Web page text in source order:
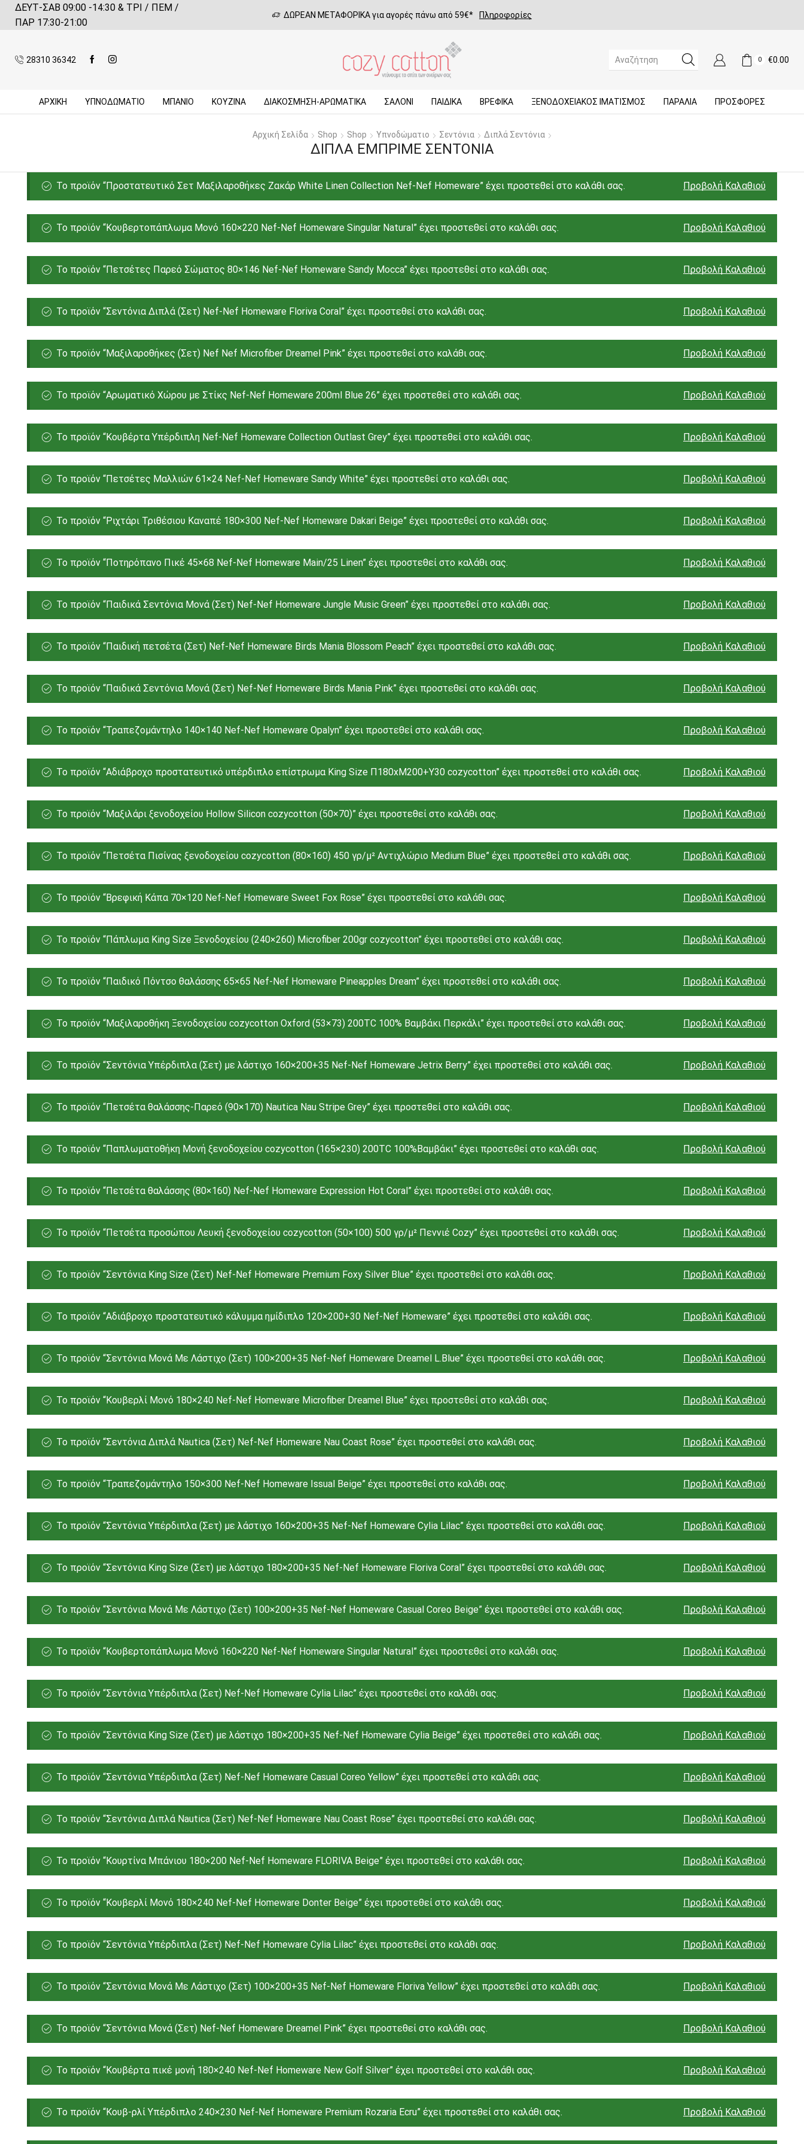
ΔΕΥΤ-ΣΑΒ 09:00 -14:30 & ΤΡΙ / ΠΕΜ /
ΠΑΡ 17:30-21:00
ΔΩΡΕΑΝ ΜΕΤΑΦΟΡΙΚΑ για αγορές πάνω από 59€* Πληροφορίες
28310 36342
SEARCH
0 €0.00
ΑΡΧΙΚΉ ΥΠΝΟΔΩΜΑΤΙΟ ΜΠΆΝΙΟ ΚΟΥΖΊΝΑ ΔΙΑΚΟΣΜΗΣΗ-ΑΡΩΜΑΤΙΚΑ ΣΑΛΌΝΙ ΠΑΙΔΙΚΆ ΒΡΕΦΙΚΆ ΞΕΝΟΔΟΧΕΙΑΚΌΣ ΙΜΑΤΙΣΜΌΣ ΠΑΡΑΛΙΑ ΠΡΟΣΦΟΡΈΣ
Αρχική Σελίδα Shop Shop Υπνοδώματιο Σεντόνια Διπλά Σεντόνια
ΔΙΠΛΆ ΕΜΠΡΙΜΈ ΣΕΝΤΌΝΙΑ
Προβολή Καλαθιού
Το προϊόν “Προστατευτικό Σετ Μαξιλαροθήκες Ζακάρ White Linen Collection Nef-Nef Homeware” έχει προστεθεί στο καλάθι σας.
Προβολή Καλαθιού
Το προϊόν “Κουβερτοπάπλωμα Μονό 160×220 Nef-Nef Homeware Singular Natural” έχει προστεθεί στο καλάθι σας.
Προβολή Καλαθιού
Το προϊόν “Πετσέτες Παρεό Σώματος 80×146 Nef-Nef Homeware Sandy Mocca” έχει προστεθεί στο καλάθι σας.
Προβολή Καλαθιού
Το προϊόν “Σεντόνια Διπλά (Σετ) Nef-Nef Homeware Floriva Coral” έχει προστεθεί στο καλάθι σας.
Προβολή Καλαθιού
Το προϊόν “Μαξιλαροθήκες (Σετ) Nef Nef Μicrofiber Dreamel Pink” έχει προστεθεί στο καλάθι σας.
Προβολή Καλαθιού
Το προϊόν “Αρωματικό Χώρου με Στίκς Nef-Nef Homeware 200ml Blue 26” έχει προστεθεί στο καλάθι σας.
Προβολή Καλαθιού
Το προϊόν “Κουβέρτα Υπέρδιπλη Nef-Nef Homeware Collection Outlast Grey” έχει προστεθεί στο καλάθι σας.
Προβολή Καλαθιού
Το προϊόν “Πετσέτες Μαλλιών 61×24 Nef-Nef Homeware Sandy White” έχει προστεθεί στο καλάθι σας.
Προβολή Καλαθιού
Το προϊόν “Ριχτάρι Τριθέσιου Καναπέ 180×300 Nef-Nef Homeware Dakari Beige” έχει προστεθεί στο καλάθι σας.
Προβολή Καλαθιού
Το προϊόν “Ποτηρόπανο Πικέ 45×68 Nef-Nef Homeware Main/25 Linen” έχει προστεθεί στο καλάθι σας.
Προβολή Καλαθιού
Το προϊόν “Παιδικά Σεντόνια Μονά (Σετ) Nef-Nef Homeware Jungle Music Green” έχει προστεθεί στο καλάθι σας.
Προβολή Καλαθιού
Το προϊόν “Παιδική πετσέτα (Σετ) Nef-Nef Homeware Birds Mania Blossom Peach” έχει προστεθεί στο καλάθι σας.
Προβολή Καλαθιού
Το προϊόν “Παιδικά Σεντόνια Μονά (Σετ) Nef-Nef Homeware Birds Mania Pink” έχει προστεθεί στο καλάθι σας.
Προβολή Καλαθιού
Το προϊόν “Τραπεζομάντηλο 140×140 Nef-Nef Homeware Opalyn” έχει προστεθεί στο καλάθι σας.
Προβολή Καλαθιού
Το προϊόν “Αδιάβροχο προστατευτικό υπέρδιπλο επίστρωμα King Size Π180xΜ200+Υ30 cozycotton” έχει προστεθεί στο καλάθι σας.
Προβολή Καλαθιού
Το προϊόν “Μαξιλάρι ξενοδοχείου Hollow Silicon cozycotton (50×70)” έχει προστεθεί στο καλάθι σας.
Προβολή Καλαθιού
Το προϊόν “Πετσέτα Πισίνας ξενοδοχείου cozycotton (80×160) 450 γρ/μ² Αντιχλώριο Medium Blue” έχει προστεθεί στο καλάθι σας.
Προβολή Καλαθιού
Το προϊόν “Βρεφική Κάπα 70×120 Nef-Nef Homeware Sweet Fox Rose” έχει προστεθεί στο καλάθι σας.
Προβολή Καλαθιού
Το προϊόν “Πάπλωμα King Size Ξενοδοχείου (240×260) Microfiber 200gr cozycotton” έχει προστεθεί στο καλάθι σας.
Προβολή Καλαθιού
Το προϊόν “Παιδικό Πόντσο θαλάσσης 65×65 Nef-Nef Homeware Pineapples Dream” έχει προστεθεί στο καλάθι σας.
Προβολή Καλαθιού
Το προϊόν “Μαξιλαροθήκη Ξενοδοχείου cozycotton Oxford (53×73) 200TC 100% Βαμβάκι Περκάλι” έχει προστεθεί στο καλάθι σας.
Προβολή Καλαθιού
Το προϊόν “Σεντόνια Υπέρδιπλα (Σετ) με λάστιχο 160×200+35 Nef-Nef Homeware Jetrix Berry” έχει προστεθεί στο καλάθι σας.
Προβολή Καλαθιού
Το προϊόν “Πετσέτα θαλάσσης-Παρεό (90×170) Nautica Nau Stripe Grey” έχει προστεθεί στο καλάθι σας.
Προβολή Καλαθιού
Το προϊόν “Παπλωματοθήκη Μονή ξενοδοχείου cozycotton (165×230) 200TC 100%Βαμβάκι” έχει προστεθεί στο καλάθι σας.
Προβολή Καλαθιού
Το προϊόν “Πετσέτα θαλάσσης (80×160) Nef-Nef Homeware Expression Hot Coral” έχει προστεθεί στο καλάθι σας.
Προβολή Καλαθιού
Το προϊόν “Πετσέτα προσώπου Λευκή ξενοδοχείου cozycotton (50×100) 500 γρ/μ² Πεννιέ Cozy” έχει προστεθεί στο καλάθι σας.
Προβολή Καλαθιού
Το προϊόν “Σεντόνια King Size (Σετ) Nef-Nef Homeware Premium Foxy Silver Blue” έχει προστεθεί στο καλάθι σας.
Προβολή Καλαθιού
Το προϊόν “Αδιάβροχο προστατευτικό κάλυμμα ημίδιπλο 120×200+30 Nef-Nef Homeware” έχει προστεθεί στο καλάθι σας.
Προβολή Καλαθιού
Το προϊόν “Σεντόνια Μονά Με Λάστιχο (Σετ) 100×200+35 Nef-Nef Homeware Dreamel L.Blue” έχει προστεθεί στο καλάθι σας.
Προβολή Καλαθιού
Το προϊόν “Κουβερλί Μονό 180×240 Nef-Nef Homeware Microfiber Dreamel Blue” έχει προστεθεί στο καλάθι σας.
Προβολή Καλαθιού
Το προϊόν “Σεντόνια Διπλά Nautica (Σετ) Nef-Nef Homeware Nau Coast Rose” έχει προστεθεί στο καλάθι σας.
Προβολή Καλαθιού
Το προϊόν “Τραπεζομάντηλo 150×300 Nef-Nef Homeware Issual Beige” έχει προστεθεί στο καλάθι σας.
Προβολή Καλαθιού
Το προϊόν “Σεντόνια Υπέρδιπλα (Σετ) με λάστιχο 160×200+35 Nef-Nef Homeware Cylia Lilac” έχει προστεθεί στο καλάθι σας.
Προβολή Καλαθιού
Το προϊόν “Σεντόνια King Size (Σετ) με λάστιχο 180×200+35 Nef-Nef Homeware Floriva Coral” έχει προστεθεί στο καλάθι σας.
Προβολή Καλαθιού
Το προϊόν “Σεντόνια Μονά Με Λάστιχο (Σετ) 100×200+35 Nef-Nef Homeware Casual Coreo Beige” έχει προστεθεί στο καλάθι σας.
Προβολή Καλαθιού
Το προϊόν “Κουβερτοπάπλωμα Μονό 160×220 Nef-Nef Homeware Singular Natural” έχει προστεθεί στο καλάθι σας.
Προβολή Καλαθιού
Το προϊόν “Σεντόνια Υπέρδιπλα (Σετ) Nef-Nef Homeware Cylia Lilac” έχει προστεθεί στο καλάθι σας.
Προβολή Καλαθιού
Το προϊόν “Σεντόνια King Size (Σετ) με λάστιχο 180×200+35 Nef-Nef Homeware Cylia Beige” έχει προστεθεί στο καλάθι σας.
Προβολή Καλαθιού
Το προϊόν “Σεντόνια Υπέρδιπλα (Σετ) Nef-Nef Homeware Casual Coreo Yellow” έχει προστεθεί στο καλάθι σας.
Προβολή Καλαθιού
Το προϊόν “Σεντόνια Διπλά Nautica (Σετ) Nef-Nef Homeware Nau Coast Rose” έχει προστεθεί στο καλάθι σας.
Προβολή Καλαθιού
Το προϊόν “Κουρτίνα Μπάνιου 180×200 Nef-Nef Homeware FLORIVA Beige” έχει προστεθεί στο καλάθι σας.
Προβολή Καλαθιού
Το προϊόν “Κουβερλί Μονό 180×240 Nef-Nef Homeware Donter Beige” έχει προστεθεί στο καλάθι σας.
Προβολή Καλαθιού
Το προϊόν “Σεντόνια Υπέρδιπλα (Σετ) Nef-Nef Homeware Cylia Lilac” έχει προστεθεί στο καλάθι σας.
Προβολή Καλαθιού
Το προϊόν “Σεντόνια Μονά Με Λάστιχο (Σετ) 100×200+35 Nef-Nef Homeware Floriva Yellow” έχει προστεθεί στο καλάθι σας.
Προβολή Καλαθιού
Το προϊόν “Σεντόνια Μονά (Σετ) Nef-Nef Homeware Dreamel Pink” έχει προστεθεί στο καλάθι σας.
Προβολή Καλαθιού
Το προϊόν “Κουβέρτα πικέ μονή 180×240 Nef-Nef Homeware New Golf Silver” έχει προστεθεί στο καλάθι σας.
Προβολή Καλαθιού
Το προϊόν “Κουβ-ρλί Υπέρδιπλο 240×230 Nef-Nef Homeware Premium Rozaria Ecru” έχει προστεθεί στο καλάθι σας.